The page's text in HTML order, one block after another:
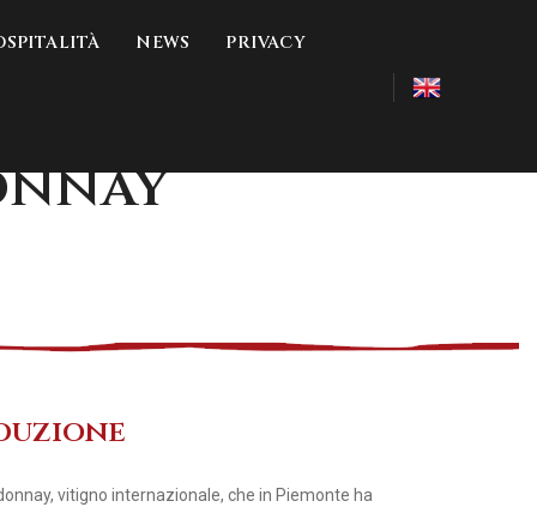
NEWS PRIVACY
vitigno internazionale, che in Piemonte ha